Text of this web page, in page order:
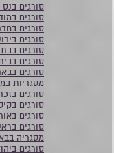
סורגים בנס
סורגים
סורגים
סורגים
סורגים
סורגים
סורגים
מסגריות
סורגים
סורגים
סורגים
סורגים
מסגריה
סורגים